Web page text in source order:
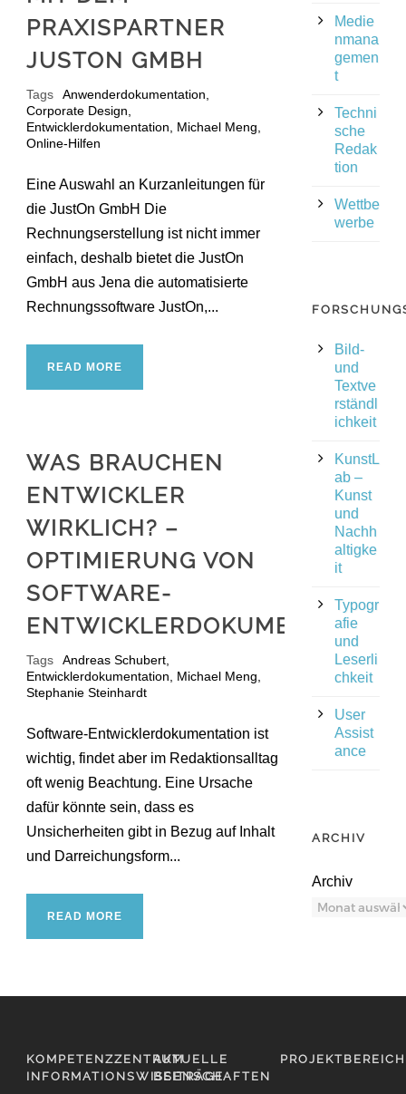
PRAXISPARTNER
JUSTON GMBH
Tags Anwenderdokumentation
Corporate Design
Entwicklerdokumentation
Michael Meng
Online-Hilfen
Eine Auswahl an Kurzanleitungen für
die JustOn GmbH Die
Rechnungserstellung ist nicht immer
einfach, deshalb bietet die JustOn
GmbH aus Jena die automatisierte
Rechnungssoftware JustOn,...
READ MORE
WAS BRAUCHEN
ENTWICKLER
WIRKLICH? –
OPTIMIERUNG VON
SOFTWARE-
ENTWICKLERDOKUMENTATION
Tags Andreas Schubert
Entwicklerdokumentation
Michael Meng
Stephanie Steinhardt
Software-Entwicklerdokumentation ist
wichtig, findet aber im Redaktionsalltag
oft wenig Beachtung. Eine Ursache
dafür könnte sein, dass es
Unsicherheiten gibt in Bezug auf Inhalt
und Darreichungsform...
READ MORE
Medie
nmana
gemen
t
Techni
sche
Redak
tion
Wettbe
werbe
Bild-
und
Textve
rständl
ichkeit
KunstL
ab –
Kunst
und
Nachh
altigke
it
Typogr
afie
und
Leserli
chkeit
User
Assist
ance
ARCHIV
Archiv
KOMPETENZZENTRUM
INFORMATIONSWISSENSCHAFTEN
AKTUELLE
BEITRÄGE